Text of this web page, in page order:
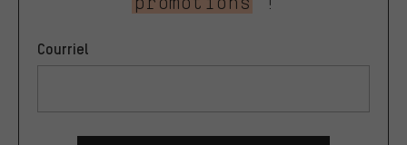
Courriel